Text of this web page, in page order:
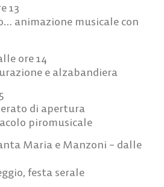
13
… animazione musicale con
ore 14
e alzabandiera
di apertura
piromusicale
Maria e Manzoni – dalle
, festa serale